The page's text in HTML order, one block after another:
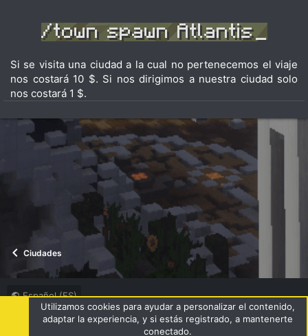
Si se visita una ciudad a la cual no pertenecemos el viaje
nos costará 10 $. Si nos dirigimos a nuestra ciudad solo
nos costará 1 $.
Ciudades
Español (ES)
Términos y reglas
Política de privacidad Ayuda
R
S
Utilizamos cookies para ayudar a personalizar el contenido,
adaptar la experiencia, y si estás registrado, a mantenerte
conectado.